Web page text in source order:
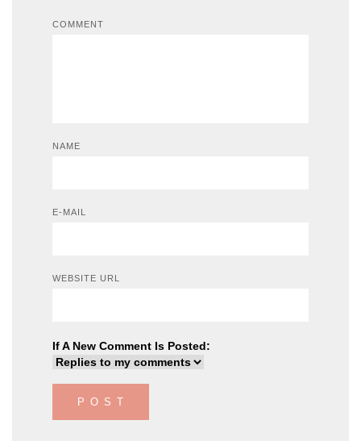
COMMENT
NAME
E-MAIL
WEBSITE URL
If A New Comment Is Posted: